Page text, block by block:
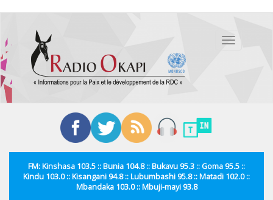
contenu
principal
Toggle
FM: Kinshasa 103.5 :: Bunia 104.8 :: Bukavu 95.3 :: Goma 95.5 ::
Kindu 103.0 :: Kisangani 94.8 :: Lubumbashi 95.8 :: Matadi 102.0 ::
Mbandaka 103.0 :: Mbuji-mayi 93.8